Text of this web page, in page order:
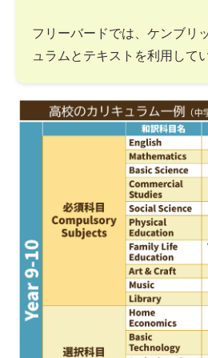
フリーバードでは、ケンブリ
ュラムとテキストを利用して